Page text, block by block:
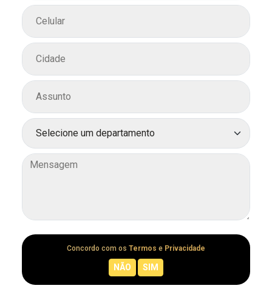
Concordo com os Termos e Privacidade